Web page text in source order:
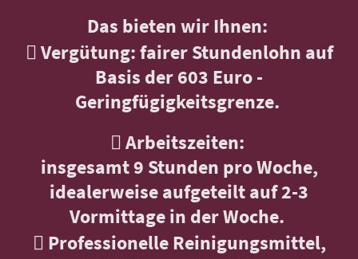
Das bieten wir Ihnen:
 Vergütung: fairer Stundenlohn auf
Basis der 603 Euro -
Geringfügigkeitsgrenze.
 Arbeitszeiten:
insgesamt 9 Stunden pro Woche,
idealerweise aufgeteilt auf 2-3
Vormittage in der Woche.
 Professionelle Reinigungsmittel,